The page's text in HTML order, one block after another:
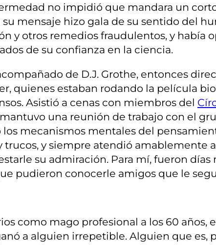
no impidió que mandara un
mensaje hizo gala de su sentido del
y otros remedios fraudulentos, y había
de su confianza en la ciencia.
de D.J. Grothe, entonces
quienes estaban rodando la película
Asistió a cenas con miembros del
una reunión de trabajo con el
mecanismos mentales del
y siempre atendió amablemente
su admiración. Para mí, fueron
pudieron conocerle amigos que le
como mago profesional a los 60
a alguien irrepetible. Alguien que